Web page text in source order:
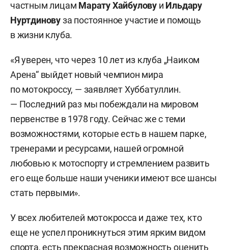
частным лицам Марату Хайбулову и Ильдару
Нуртдиновуза постоянное участие и помощь
в жизни клуба.
«Я уверен, что через 10 лет из клуба „Наиком
Арена“ выйдет новый чемпион мира
по мотокроссу, — заявляет Хуббатуллин.
— Последний раз мы побеждали на мировом
первенстве в 1978 году. Сейчас же с теми
возможностями, которые есть в нашем парке,
тренерами и ресурсами, нашей огромной
любовью к мотоспорту и стремлением развить
его еще больше наши ученики имеют все шансы
стать первыми».
У всех любителей мотокросса и даже тех, кто
еще не успел проникнуться этим ярким видом
спорта, есть прекрасная возможность оценить